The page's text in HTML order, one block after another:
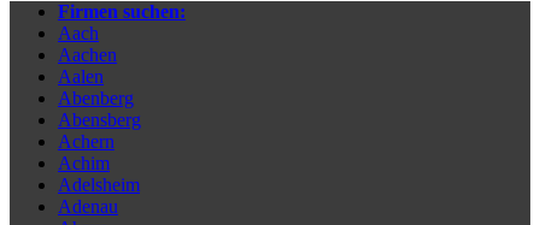
Firmen suchen:
Aach
Aachen
Aalen
Abenberg
Abensberg
Achern
Achim
Adelsheim
Adenau